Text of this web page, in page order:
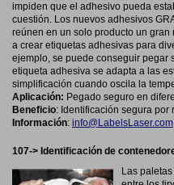
impiden que el adhesivo pueda
cuestión. Los nuevos adhesivos
reúnen en un solo producto un
a crear etiquetas adhesivas para
ejemplo, se puede conseguir pegar
etiqueta adhesiva se adapta a las
simplificación cuando oscila la
Aplicación: Pegado seguro en
Beneficio: Identificación segura
Información: info@LabelsLaser.com
107-> Identificación de
Las